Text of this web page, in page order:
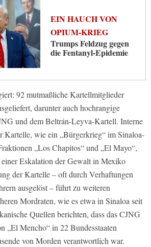
EIN HAUCH VON
OPIUM-KRIEG
Trumps Feldzug gegen
die Fentanyl-Epidemie
92 mutmaßliche Kartellmitglieder
darunter auch hochrangige
und dem Beltrán-Leyva-Kartell. Interne
Kartelle, wie ein „Bürgerkrieg“ im Sinaloa-
„Los Chapitos“ und „El Mayo“,
Eskalation der Gewalt in Mexiko
der Kartelle – oft durch Verhaftungen
ausgelöst – führt zu weiteren
Mordraten, wie es etwa in Sinaloa seit
Quellen berichten, dass das CJNG
„El Mencho“ in 22 Bundesstaaten
von Morden verantwortlich war.